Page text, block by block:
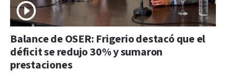
Balance de OSER: Frigerio destacó que el
déficit se redujo 30% y sumaron
prestaciones